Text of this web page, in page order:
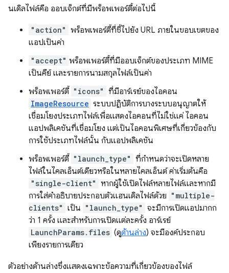
นเดิลไฟล์คือ ออบเจ็กต์ที่มีพร็อพเพอร์ตี้ต่อไปนี้
"action" พร็อพเพอร์ตี้ที่ชี้ไปยัง URL ภายในขอบเขตของ
แอปเป็นค่า
"accept" พร็อพเพอร์ตี้ที่มีออบเจ็กต์ของประเภท MIME
เป็นคีย์ และรายการนามสกุลไฟล์เป็นค่า
พร็อพเพอร์ตี้ "icons" ที่มีอาร์เรย์ของไอคอน
ImageResource ระบบปฏิบัติการบางระบบอนุญาตให้
เชื่อมโยงประเภทไฟล์เพื่อแสดงไอคอนที่ไม่ใช่แค่ ไอคอน
แอปพลิเคชันที่เชื่อมโยง แต่เป็นไอคอนพิเศษที่เกี่ยวข้องกับ
การใช้ประเภทไฟล์นั้น กับแอปพลิเคชัน
พร็อพเพอร์ตี้ "launch_type" ที่กำหนดว่าจะเปิดหลาย
ไฟล์ในไคลเอ็นต์เดียวหรือในหลายไคลเอ็นต์ ค่าเริ่มต้นคือ
"single-client" หากผู้ใช้เปิดไฟล์หลายไฟล์และหากมี
การใส่คำอธิบายประกอบตัวแฮนเดิลไฟล์ด้วย "multiple-
clients" เป็น "launch_type" จะมีการเปิดแอปมากก
ว่า 1 ครั้ง และสำหรับการเปิดแต่ละครั้ง อาร์เรย์
LaunchParams.files (ดูด้านล่าง) จะมีองค์ประกอบ
เพียงรายการเดียว
ตัวอย่างด้านล่างซึ่งแสดงเฉพาะข้อความที่เกี่ยวข้องของไฟล์